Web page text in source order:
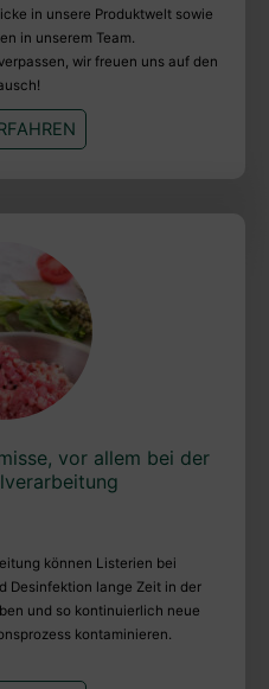
in unsere Produktwelt sowie
in unserem Team.
wir freuen uns auf den
vor allem bei der
können Listerien bei
Desinfektion lange Zeit in der
und so kontinuierlich neue
kontaminieren.